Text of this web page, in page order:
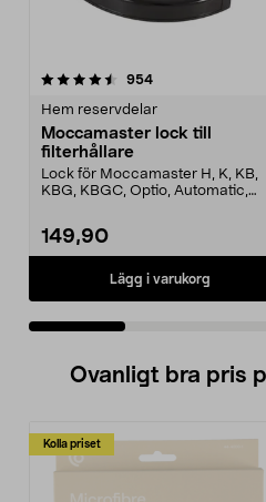
954recensioner
Hem reservdelar
Moccamaster lock till
filterhållare
Lock för Moccamaster H, K, KB,
KBG, KBGC, Optio, Automatic,
149,90
Lägg i varukorg
4.5 av 5 stjärnor
Ovanligt bra pris
Kolla priset